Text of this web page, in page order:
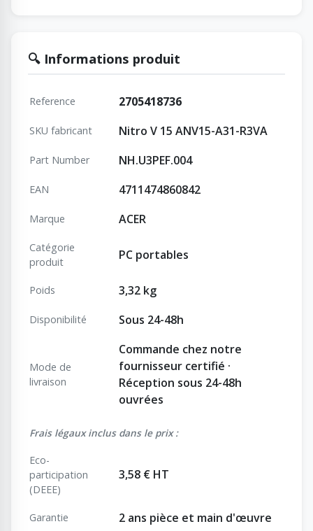
🔍 Informations produit
Reference 2705418736
SKU fabricant Nitro V 15 ANV15-A31-R3VA
Part Number NH.U3PEF.004
EAN 4711474860842
Marque ACER
Catégorie
produit
PC portables
Poids 3,32 kg
Disponibilité Sous 24-48h
Mode de
livraison
Commande chez notre
fournisseur certifié ·
Réception sous 24-48h
ouvrées
Frais légaux inclus dans le prix :
Eco-
participation
(DEEE)
3,58 € HT
Garantie 2 ans pièce et main d'œuvre